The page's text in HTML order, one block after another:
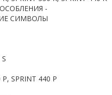
-
СИМВОЛЫ
SPRINT 440 P